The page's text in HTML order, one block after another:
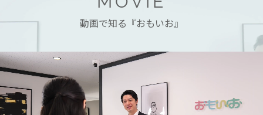
動画で知る『おもいお』